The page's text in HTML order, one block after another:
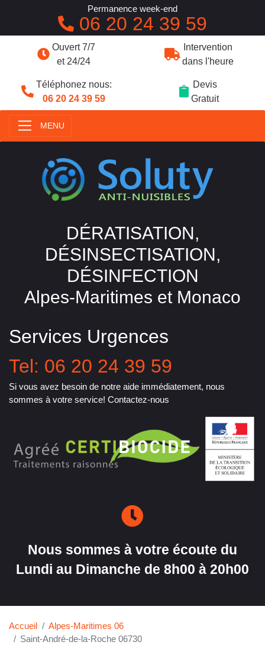
Ouvert 7/7
et 24/24
Intervention
dans l'heure
Téléphonez nous:
06 20 24 39 59
Devis
Gratuit
MENU
DÉRATISATION,
DÉSINSECTISATION,
DÉSINFECTION
Alpes-Maritimes et Monaco
Services Urgences
Tel: 06 20 24 39 59
Si vous avez besoin de notre aide immédiatement, nous
sommes à votre service! Contactez-nous
Nous sommes à votre écoute du
Lundi au Dimanche de 8h00 à 20h00
Accueil
Alpes-Maritimes 06
Saint-André-de-la-Roche 06730
Permanence week-end
06 20 24 39 59